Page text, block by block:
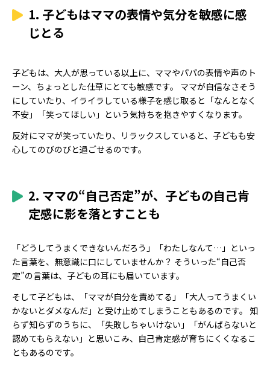
1. 子どもはママの表情や気分を敏感に感
じとる
子どもは、大人が思っている以上に、ママやパパの表情や声のト
ーン、ちょっとした仕草にとても敏感です。 ママが自信なさそう
にしていたり、イライラしている様子を感じ取ると「なんとなく
不安」「笑ってほしい」という気持ちを抱きやすくなります。
反対にママが笑っていたり、リラックスしていると、子どもも安
心してのびのびと過ごせるのです。
2. ママの“自己否定”が、子どもの自己肯
定感に影を落とすことも
「どうしてうまくできないんだろう」「わたしなんて…」といっ
た言葉を、無意識に口にしていませんか？ そういった“自己否
定”の言葉は、子どもの耳にも届いています。
そして子どもは、「ママが自分を責めてる」「大人ってうまくい
かないとダメなんだ」と受け止めてしまうこともあるのです。 知
らず知らずのうちに、「失敗しちゃいけない」「がんばらないと
認めてもらえない」と思いこみ、自己肯定感が育ちにくくなるこ
ともあるのです。